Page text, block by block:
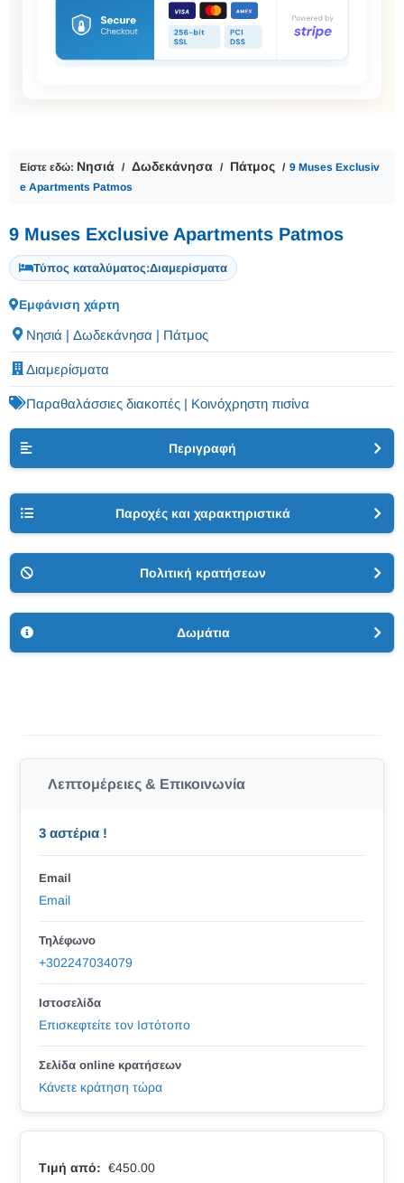
Είστε εδώ: Νησιά Δωδεκάνησα Πάτμος
9 Muses Exclusiv
e Apartments Patmos
9 Muses Exclusive Apartments Patmos
Τύπος καταλύματος:Διαμερίσματα
Εμφάνιση χάρτη
Νησιά | Δωδεκάνησα | Πάτμος
Διαμερίσματα
Παραθαλάσσιες διακοπές | Κοινόχρηστη πισίνα
Περιγραφή
Παροχές και χαρακτηριστικά
Πολιτική κρατήσεων
Δωμάτια
Λεπτομέρειες & Επικοινωνία
3 αστέρια !
Email
Email
Τηλέφωνο
+302247034079
Ιστοσελίδα
Επισκεφτείτε τον Ιστότοπο
Σελίδα online κρατήσεων
Κάνετε κράτηση τώρα
Τιμή από: €450.00